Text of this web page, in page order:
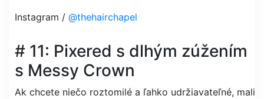
Instagram / @thehairchapel
# 11: Pixered s dlhým zúžením
s Messy Crown
Ak chcete niečo roztomilé a ľahko udržiavateľné, mali